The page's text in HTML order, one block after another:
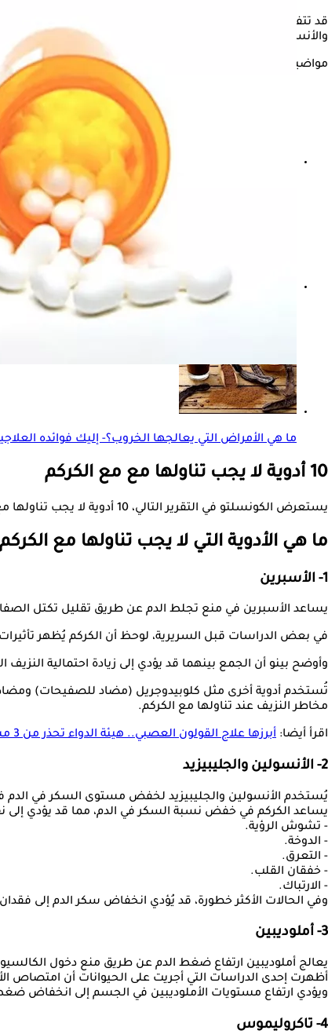
قد تتفاعل الأدوية الموصوفة، بما في ذلك لوسارتان
والأنسولين، مما قد يؤدي إلى مخاطر صحية جسيمة.
مواضيع ذات صلة
هل ترفع أدوية التخسيس هرمون التستوستيرون؟..
هل أدوية الكوليسترول تضعف العضلات؟.. استشاري
ما هي الأمراض التي يعالجها الخروب؟- إليك فوائده
10 أدوية لا يجب تناولها مع مع الكركم
يستعرض الكونسلتو في التقرير التالي، 10 أدوية لا يجب تناولها مع مع الكركم، وفقا لموقع verywellhealth.
ما هي الأدوية التي لا يجب تناولها مع
1- الأسبرين
يساعد الأسبرين في منع تجلط الدم عن طريق تقليل تكتل
في بعض الدراسات قبل السريرية، لوحظ أن الكركم يُظهر
وأوضح بينو أن الجمع بينهما قد يؤدي إلى زيادة احتمالية النزيف
تُستخدم أدوية أخرى مثل كلوبيدوجريل (مضاد للصفيحات) ومضادات
مخاطر النزيف عند تناولها مع الكركم.
اقرأ أيضا: أبرزها علاج القولون العصبي.. هيئة الدواء تحذر من 3 مستحضرات مغشوشة
2- الأنسولين والجليبيزيد
يُستخدم الأنسولين والجليبيزيد لخفض مستوى السكر في الدم
يساعد الكركم في خفض نسبة السكر في الدم، مما قد يؤدي
- تشوش الرؤية.
- الدوخة.
- التعرق.
- خفقان القلب.
- الارتباك.
وفي الحالات الأكثر خطورة، قد يُؤدي انخفاض سكر الدم إلى فقدان
3- أملوديبين
يعالج أملوديبين ارتفاع ضغط الدم عن طريق منع دخول
أظهرت إحدى الدراسات التي أجريت على الحيوانات أن امتصاص
ويؤدي ارتفاع مستويات الأملوديبين في الجسم إلى انخفاض
4- تاكروليموس